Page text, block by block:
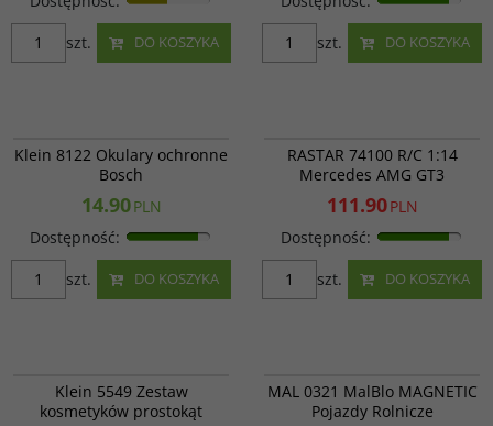
DO KOSZYKA
szt. DO KOSZYKA
szt.
Klein 8122 Okulary ochronne
Bosch
14.90PLN
Dostępność:
DO KOSZYKA
szt.
PROMOCJA
RASTAR 74100 R/C 1:14
Mercedes AMG GT3
111.90PLN
Dostępność:
DO KOSZYKA
szt.
Klein 5549 Zestaw
kosmetyków prostokąt
MAL 0321 MalBlo MAGNETIC
Pojazdy Rolnicze